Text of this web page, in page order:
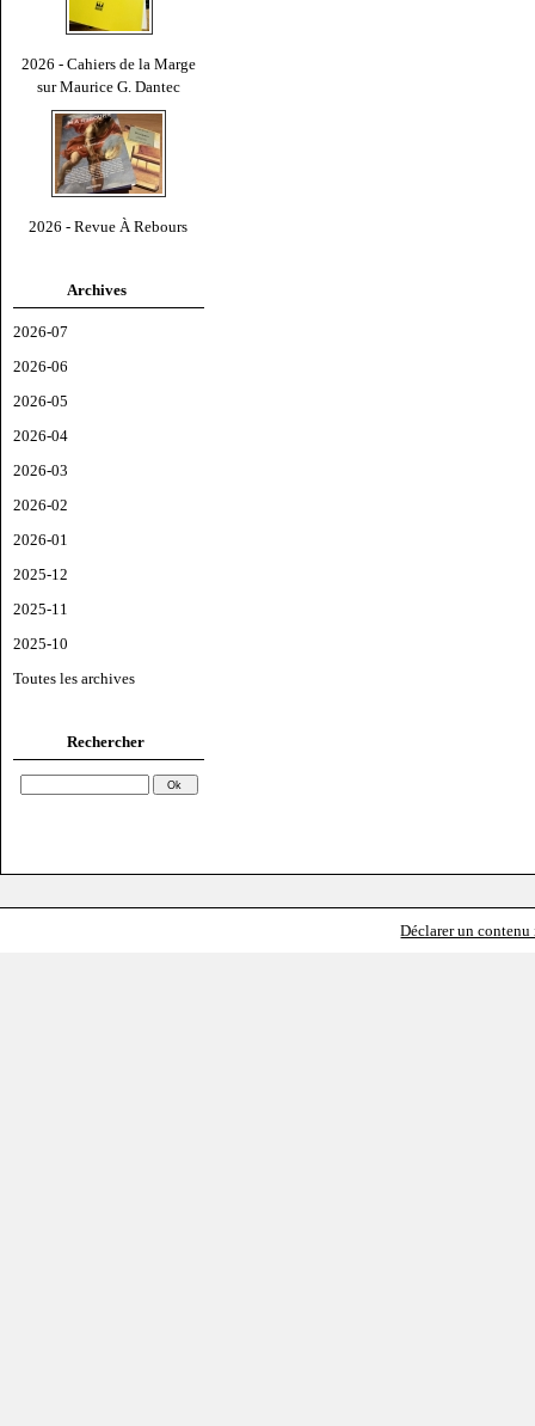
2026 - Cahiers de la Marge
sur Maurice G. Dantec
2026 - Revue À Rebours
Archives
2026-07
2026-06
2026-05
2026-04
2026-03
2026-02
2026-01
2025-12
2025-11
2025-10
Toutes les archives
Rechercher
Déclarer un